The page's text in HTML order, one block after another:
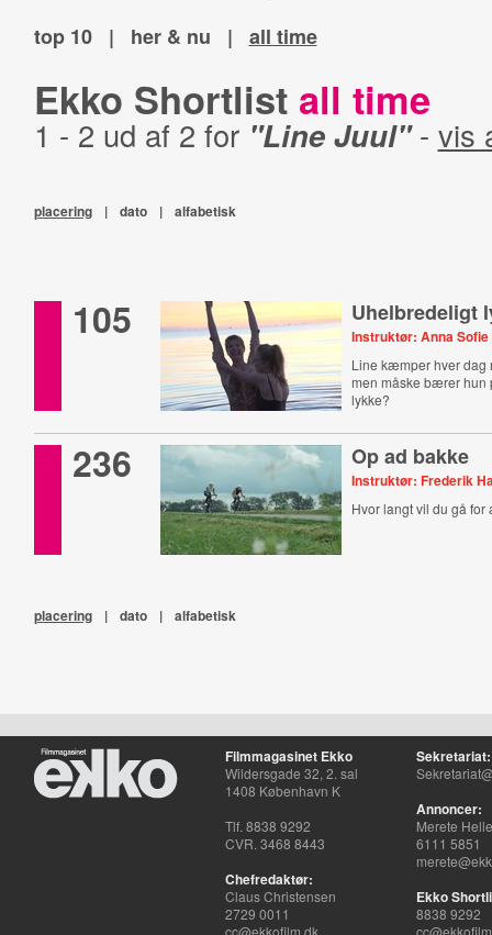
top 10 | her & nu | all time
Ekko Shortlist all time
1 - 2 ud af 2 for "Line Juul"- vis
placering | dato | alfabetisk
105 Uhelbredeligt
Instruktør: Anna
Line kæmper hver dag
men måske bærer hun
lykke?
236 Op ad bakke
Instruktør: Frederik
Hvor langt vil du gå for
placering | dato | alfabetisk
Filmmagasinet Ekko
Wildersgade 32, 2. sal
1408 København K
Tlf. 8838 9292
CVR. 3468 8443
Chefredaktør:
Claus Christensen
2729 0011
cc@ekkofilm.dk
Sekretariat:
Annoncer:
Merete
6111 5851
Ekko
8838 9292